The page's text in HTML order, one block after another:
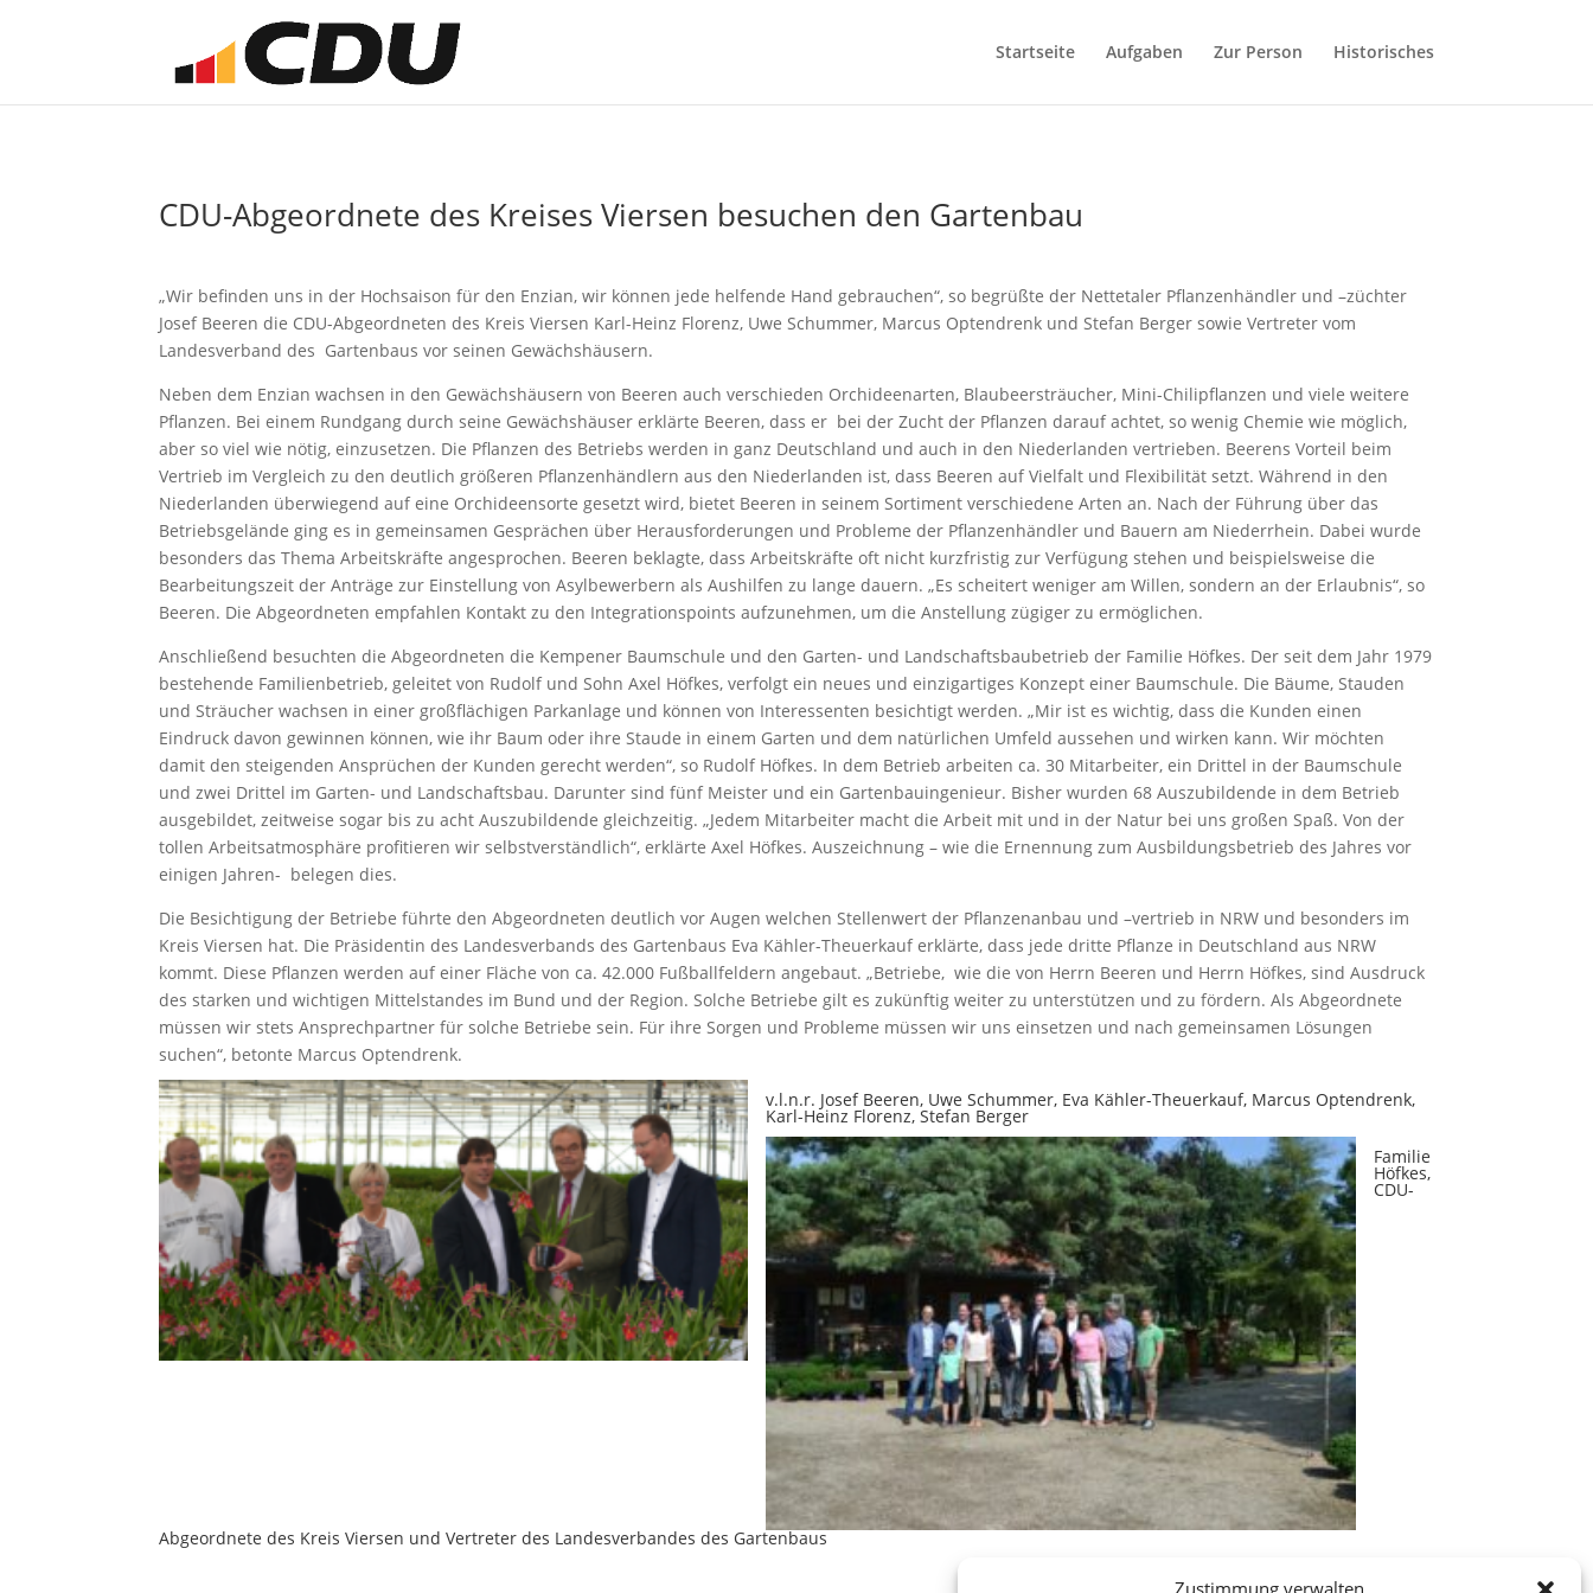
Zustimmung verwalten
Startseite Aufgaben Zur Person Historisches
CDU-Abgeordnete des Kreises Viersen besuchen den Gartenbau
„Wir befinden uns in der Hochsaison für den Enzian, wir können jede helfende Hand gebrauchen“, so begrüßte der Nettetaler Pflanzenhändler und –züchter
Josef Beeren die CDU-Abgeordneten des Kreis Viersen Karl-Heinz Florenz, Uwe Schummer, Marcus Optendrenk und Stefan Berger sowie Vertreter vom
Landesverband des Gartenbaus vor seinen Gewächshäusern.
Neben dem Enzian wachsen in den Gewächshäusern von Beeren auch verschieden Orchideenarten, Blaubeersträucher, Mini-Chilipflanzen und viele weitere
Pflanzen. Bei einem Rundgang durch seine Gewächshäuser erklärte Beeren, dass er bei der Zucht der Pflanzen darauf achtet, so wenig Chemie wie möglich,
aber so viel wie nötig, einzusetzen. Die Pflanzen des Betriebs werden in ganz Deutschland und auch in den Niederlanden vertrieben. Beerens Vorteil beim
Vertrieb im Vergleich zu den deutlich größeren Pflanzenhändlern aus den Niederlanden ist, dass Beeren auf Vielfalt und Flexibilität setzt. Während in den
Niederlanden überwiegend auf eine Orchideensorte gesetzt wird, bietet Beeren in seinem Sortiment verschiedene Arten an. Nach der Führung über das
Betriebsgelände ging es in gemeinsamen Gesprächen über Herausforderungen und Probleme der Pflanzenhändler und Bauern am Niederrhein. Dabei wurde
besonders das Thema Arbeitskräfte angesprochen. Beeren beklagte, dass Arbeitskräfte oft nicht kurzfristig zur Verfügung stehen und beispielsweise die
Bearbeitungszeit der Anträge zur Einstellung von Asylbewerbern als Aushilfen zu lange dauern. „Es scheitert weniger am Willen, sondern an der Erlaubnis“, so
Beeren. Die Abgeordneten empfahlen Kontakt zu den Integrationspoints aufzunehmen, um die Anstellung zügiger zu ermöglichen.
Anschließend besuchten die Abgeordneten die Kempener Baumschule und den Garten- und Landschaftsbaubetrieb der Familie Höfkes. Der seit dem Jahr 1979
bestehende Familienbetrieb, geleitet von Rudolf und Sohn Axel Höfkes, verfolgt ein neues und einzigartiges Konzept einer Baumschule. Die Bäume, Stauden
und Sträucher wachsen in einer großflächigen Parkanlage und können von Interessenten besichtigt werden. „Mir ist es wichtig, dass die Kunden einen
Eindruck davon gewinnen können, wie ihr Baum oder ihre Staude in einem Garten und dem natürlichen Umfeld aussehen und wirken kann. Wir möchten
damit den steigenden Ansprüchen der Kunden gerecht werden“, so Rudolf Höfkes. In dem Betrieb arbeiten ca. 30 Mitarbeiter, ein Drittel in der Baumschule
und zwei Drittel im Garten- und Landschaftsbau. Darunter sind fünf Meister und ein Gartenbauingenieur. Bisher wurden 68 Auszubildende in dem Betrieb
ausgebildet, zeitweise sogar bis zu acht Auszubildende gleichzeitig. „Jedem Mitarbeiter macht die Arbeit mit und in der Natur bei uns großen Spaß. Von der
tollen Arbeitsatmosphäre profitieren wir selbstverständlich“, erklärte Axel Höfkes. Auszeichnung – wie die Ernennung zum Ausbildungsbetrieb des Jahres vor
einigen Jahren- belegen dies.
Die Besichtigung der Betriebe führte den Abgeordneten deutlich vor Augen welchen Stellenwert der Pflanzenanbau und –vertrieb in NRW und besonders im
Kreis Viersen hat. Die Präsidentin des Landesverbands des Gartenbaus Eva Kähler-Theuerkauf erklärte, dass jede dritte Pflanze in Deutschland aus NRW
kommt. Diese Pflanzen werden auf einer Fläche von ca. 42.000 Fußballfeldern angebaut. „Betriebe, wie die von Herrn Beeren und Herrn Höfkes, sind Ausdruck
des starken und wichtigen Mittelstandes im Bund und der Region. Solche Betriebe gilt es zukünftig weiter zu unterstützen und zu fördern. Als Abgeordnete
müssen wir stets Ansprechpartner für solche Betriebe sein. Für ihre Sorgen und Probleme müssen wir uns einsetzen und nach gemeinsamen Lösungen
suchen“, betonte Marcus Optendrenk.
v.l.n.r. Josef Beeren, Uwe Schummer, Eva Kähler-Theuerkauf, Marcus Optendrenk,
Karl-Heinz Florenz, Stefan Berger
Familie
Höfkes,
CDU-
Abgeordnete des Kreis Viersen und Vertreter des Landesverbandes des Gartenbaus